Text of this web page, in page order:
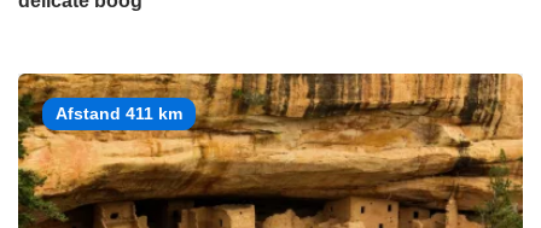
Afstand 411 km